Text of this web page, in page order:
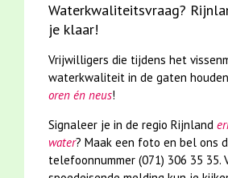
Waterkwaliteitsvraag?
je klaar!
Vrijwilligers die tijdens het
waterkwaliteit in de gaten
oren én neus!
Signaleer je in de regio Rijnland
water? Maak een foto en bel ons
telefoonnummer (071) 306 35 35.